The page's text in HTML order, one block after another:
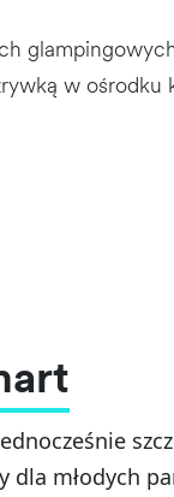
w ośrodku
dla młodych